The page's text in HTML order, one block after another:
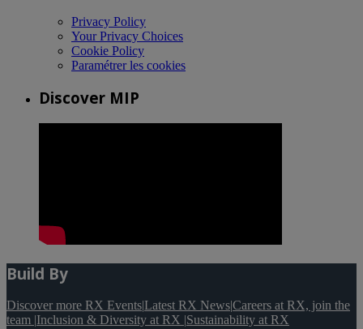
Privacy Policy
Your Privacy Choices
Cookie Policy
Paramétrer les cookies
Discover MIP
Build By
Discover more RX Events|Latest RX News|Careers at RX, join the
team |Inclusion & Diversity at RX |Sustainability at RX